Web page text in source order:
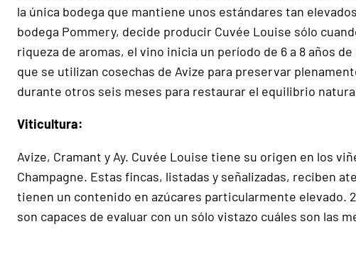
la única bodega que mantiene unos estándares tan
bodega Pommery, decide producir Cuvée Louise sólo
riqueza de aromas, el vino inicia un período de 6 a 8 años
que se utilizan cosechas de Avize para preservar
durante otros seis meses para restaurar el equilibrio
Viticultura:
Avize, Cramant y Ay. Cuvée Louise tiene su origen en los
Champagne. Estas fincas, listadas y señalizadas, reciben
tienen un contenido en azúcares particularmente elevado.
son capaces de evaluar con un sólo vistazo cuáles son las